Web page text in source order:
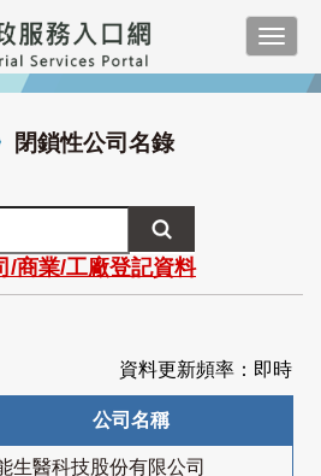
閉鎖性公司名錄
/商業/工廠登記資料
資料更新頻率：即時
公司名稱
生醫科技股份有限公司